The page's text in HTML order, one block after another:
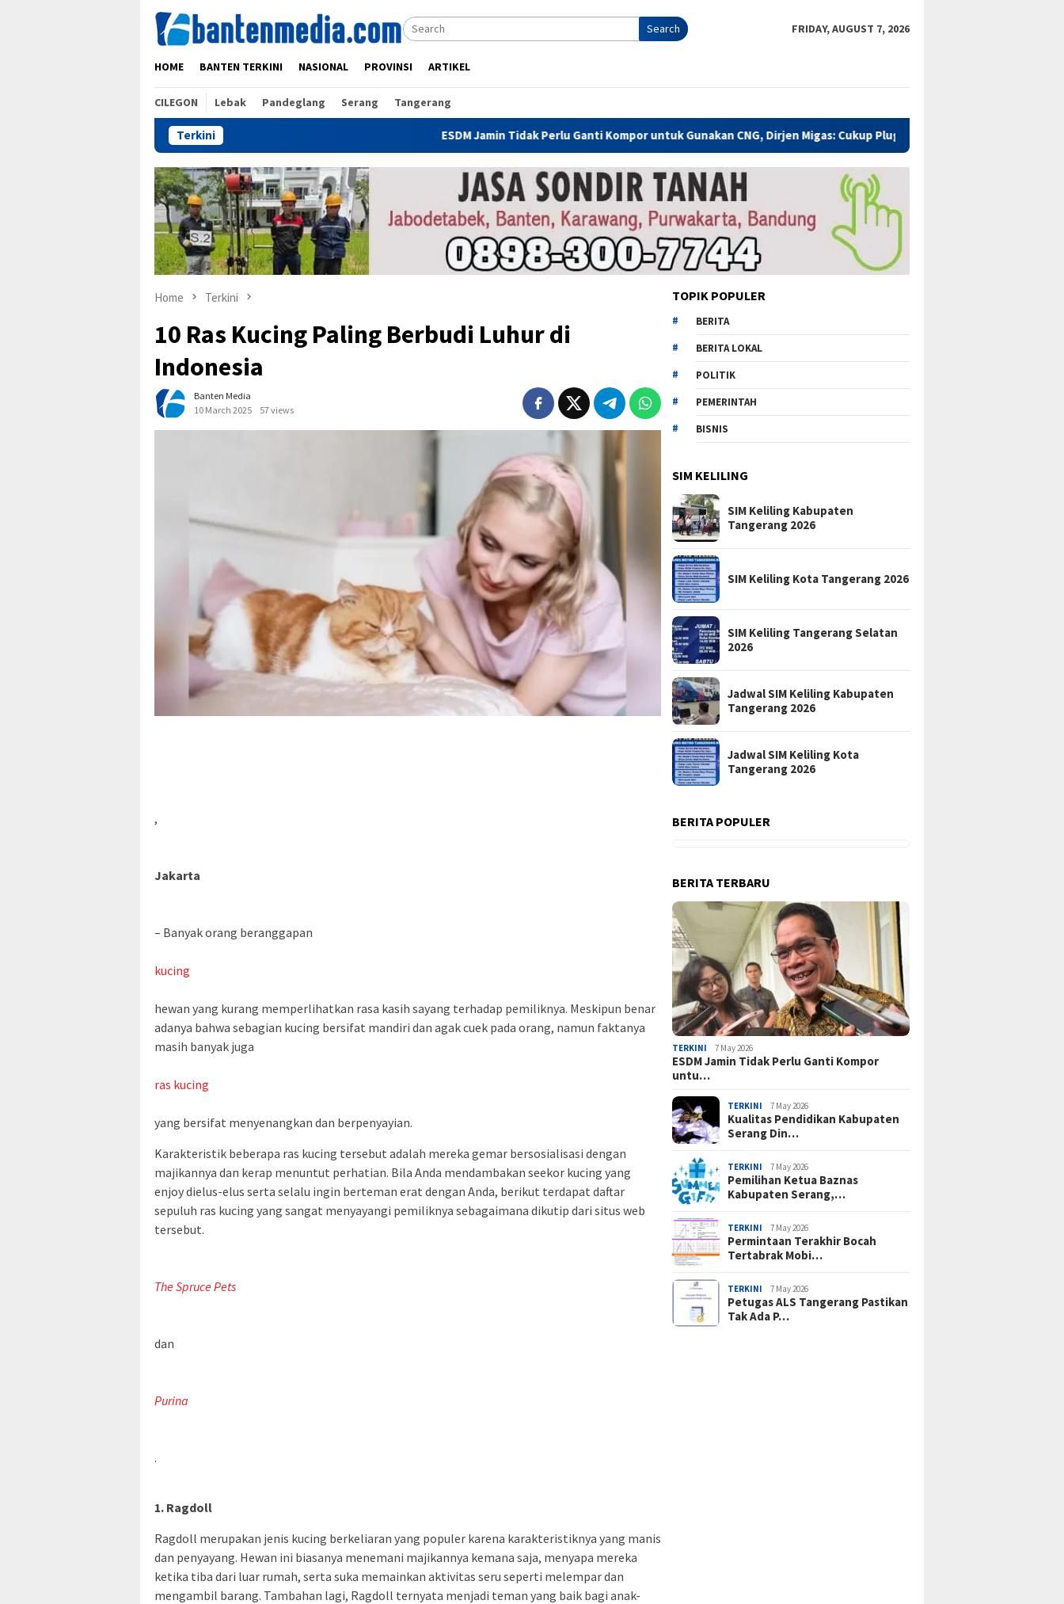
content
Search FRIDAY, AUGUST 7, 2026
HOME BANTEN TERKINI NASIONAL PROVINSI ARTIKEL
CILEGON Lebak Pandeglang Serang Tangerang
Terkini ESDM Jamin Tidak Perlu Ganti Kompor untuk Gunakan CNG, Dirjen Migas: Cukup Plug and Play
Home Terkini
10 Ras Kucing Paling Berbudi Luhur di
Indonesia
Banten Media
10 March 2025
57 views
,
Jakarta
– Banyak orang beranggapan
kucing
hewan yang kurang memperlihatkan rasa kasih sayang terhadap pemiliknya. Meskipun benar
adanya bahwa sebagian kucing bersifat mandiri dan agak cuek pada orang, namun faktanya
masih banyak juga
ras kucing
yang bersifat menyenangkan dan berpenyayian.
Karakteristik beberapa ras kucing tersebut adalah mereka gemar bersosialisasi dengan
majikannya dan kerap menuntut perhatian. Bila Anda mendambakan seekor kucing yang
enjoy dielus-elus serta selalu ingin berteman erat dengan Anda, berikut terdapat daftar
sepuluh ras kucing yang sangat menyayangi pemiliknya sebagaimana dikutip dari situs web
tersebut.
The Spruce Pets
dan
Purina
.
1. Ragdoll
Ragdoll merupakan jenis kucing berkeliaran yang populer karena karakteristiknya yang manis
dan penyayang. Hewan ini biasanya menemani majikannya kemana saja, menyapa mereka
ketika tiba dari luar rumah, serta suka memainkan aktivitas seru seperti melempar dan
mengambil barang. Tambahan lagi, Ragdoll ternyata menjadi teman yang baik bagi anak-
TOPIK POPULER
BERITA
BERITA LOKAL
POLITIK
PEMERINTAH
BISNIS
SIM KELILING
SIM Keliling Kabupaten
Tangerang 2026
SIM Keliling Kota Tangerang 2026
SIM Keliling Tangerang Selatan
2026
Jadwal SIM Keliling Kabupaten
Tangerang 2026
Jadwal SIM Keliling Kota
Tangerang 2026
BERITA POPULER
BERITA TERBARU
TERKINI 7 May 2026
ESDM Jamin Tidak Perlu Ganti Kompor
untu…
TERKINI 7 May 2026
Kualitas Pendidikan Kabupaten
Serang Din…
TERKINI 7 May 2026
Pemilihan Ketua Baznas
Kabupaten Serang,…
TERKINI 7 May 2026
Permintaan Terakhir Bocah
Tertabrak Mobi…
TERKINI 7 May 2026
Petugas ALS Tangerang Pastikan
Tak Ada P…